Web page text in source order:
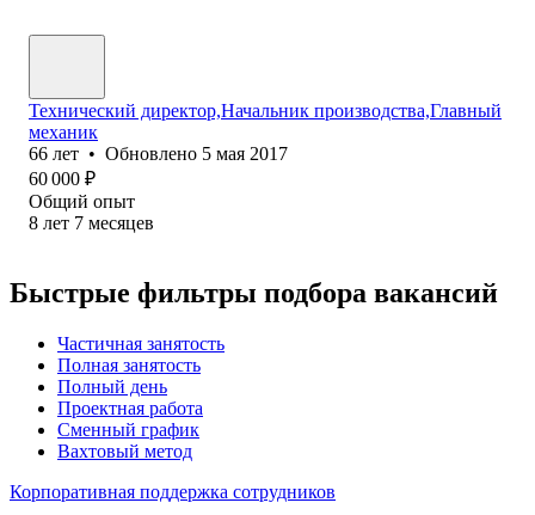
Технический директор,Начальник производства,Главный
механик
66 лет • Обновлено 5 мая 2017
60 000 ₽
Общий опыт
8 лет 7 месяцев
Быстрые фильтры подбора вакансий
Частичная занятость
Полная занятость
Полный день
Проектная работа
Сменный график
Вахтовый метод
Корпоративная поддержка сотрудников